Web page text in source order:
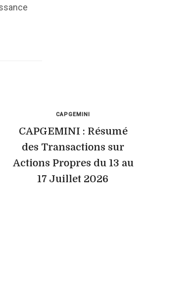
CAPGEMINI
CAPGEMINI : Résumé
des Transactions sur
Actions Propres du 13 au
17 Juillet 2026